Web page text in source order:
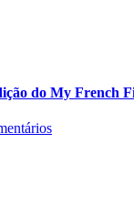
do My French